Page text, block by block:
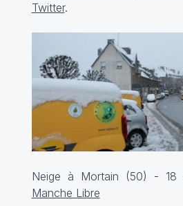
Twitter.
Neige à Mortain (50) - 18
Manche Libre